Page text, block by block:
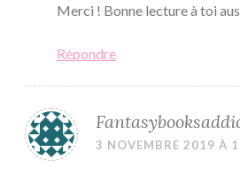
Merci ! Bonne lecture à toi
Répondre
3 NOVEMBRE 2019 À